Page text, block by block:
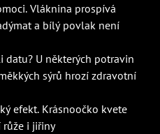
Vláknina prospívá
a bílý povlak není
U některých potravin
sýrů hrozí zdravotní
efekt. Krásnoočko kvete
i jiřiny